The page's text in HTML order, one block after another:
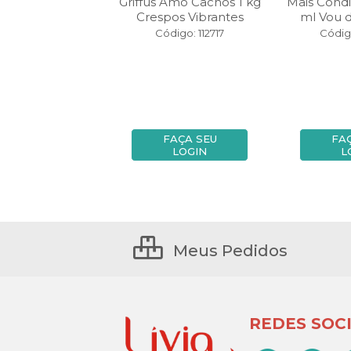
Crespos Vibrantes
Código: 112717
FAÇA SEU
LOGIN
ml Vou
Meus Pedidos
REDES